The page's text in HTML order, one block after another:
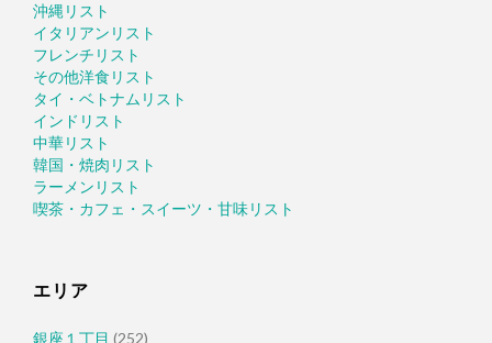
沖縄リスト
イタリアンリスト
フレンチリスト
その他洋食リスト
タイ・ベトナムリスト
インドリスト
中華リスト
韓国・焼肉リスト
ラーメンリスト
喫茶・カフェ・スイーツ・甘味リスト
エリア
銀座１丁目 (252)